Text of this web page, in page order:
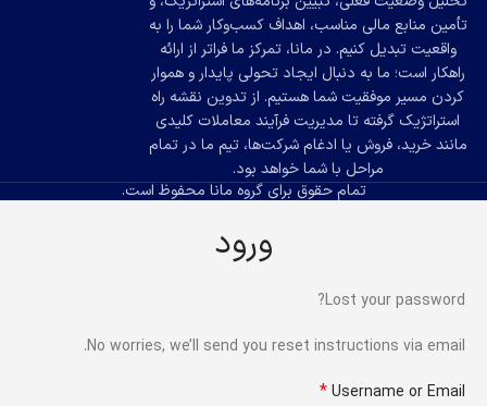
تأمین منابع مالی مناسب، اهداف کسب‌وکار شما را به
واقعیت تبدیل کنیم. در مانا، تمرکز ما فراتر از ارائه
راهکار است؛ ما به دنبال ایجاد تحولی پایدار و هموار
کردن مسیر موفقیت شما هستیم. از تدوین نقشه راه
استراتژیک گرفته تا مدیریت فرآیند معاملات کلیدی
مانند خرید، فروش یا ادغام شرکت‌ها، تیم ما در تمام
مراحل با شما خواهد بود.
تمام حقوق برای گروه مانا محفوظ است.
ورود
Lost your password?
No worries, we’ll send you reset instructions via email.
Username or Email
*